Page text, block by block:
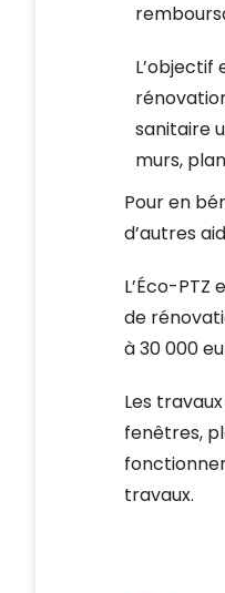
sanitaire
murs,
Pour en
d’autres
L’Éco-
de
à 30 000
Les
fenêtres,
travaux.